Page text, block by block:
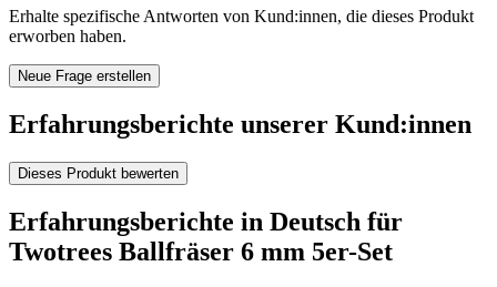
Erhalte spezifische Antworten von Kund:innen, die dieses Produkt
erworben haben.
Neue Frage erstellen
Erfahrungsberichte unserer Kund:innen
Dieses Produkt bewerten
Erfahrungsberichte in Deutsch für
Twotrees Ballfräser 6 mm 5er-Set